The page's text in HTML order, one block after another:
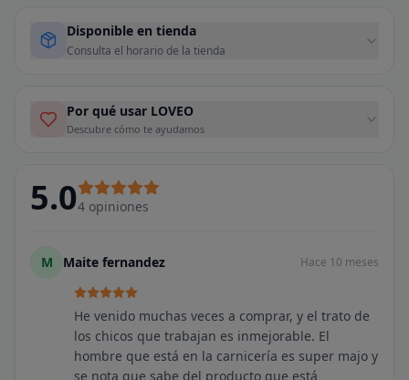
Disponible en tienda
Consulta el horario de la tienda
Por qué usar LOVEO
Descubre cómo te ayudamos
5.04 opiniones
M Maite fernandez Hace 10 meses
He venido muchas veces a comprar, y el trato de
los chicos que trabajan es inmejorable. El
hombre que está en la carnicería es super majo y
se nota que sabe del producto que está